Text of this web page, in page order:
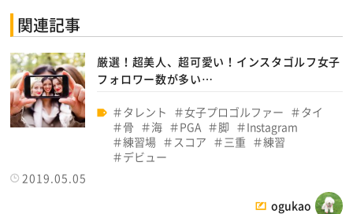
関連記事
厳選！超美人、超可愛い！インスタゴルフ女子
フォロワー数が多い…
タレント 女子プロゴルファー
タイ
骨
海 PGA 脚
Instagram
練習場
スコア 三重
練習
デビュー
2019.05.05
ogukao